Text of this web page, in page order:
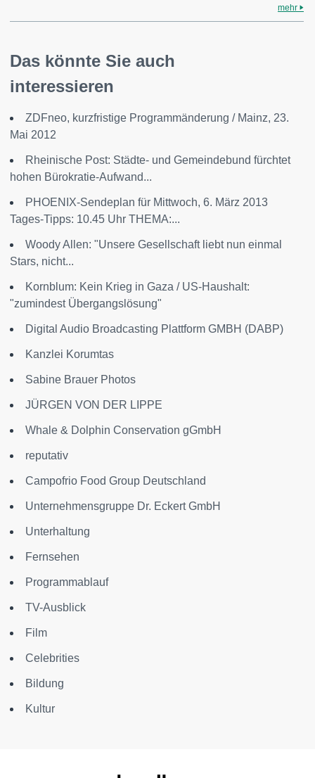
mehr
Das könnte Sie auch
interessieren
ZDFneo, kurzfristige Programmänderung / Mainz, 23.
Mai 2012
Rheinische Post: Städte- und Gemeindebund fürchtet
hohen Bürokratie-Aufwand...
PHOENIX-Sendeplan für Mittwoch, 6. März 2013
Tages-Tipps: 10.45 Uhr THEMA:...
Woody Allen: "Unsere Gesellschaft liebt nun einmal
Stars, nicht...
Kornblum: Kein Krieg in Gaza / US-Haushalt:
"zumindest Übergangslösung"
Digital Audio Broadcasting Plattform GMBH (DABP)
Kanzlei Korumtas
Sabine Brauer Photos
JÜRGEN VON DER LIPPE
Whale & Dolphin Conservation gGmbH
reputativ
Campofrio Food Group Deutschland
Unternehmensgruppe Dr. Eckert GmbH
Unterhaltung
Fernsehen
Programmablauf
TV-Ausblick
Film
Celebrities
Bildung
Kultur